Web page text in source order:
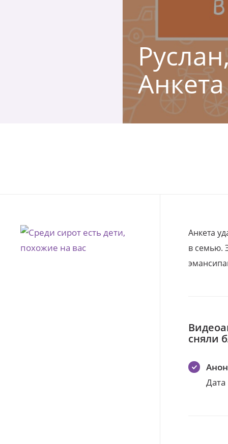
Анкета
в семью.
сняли